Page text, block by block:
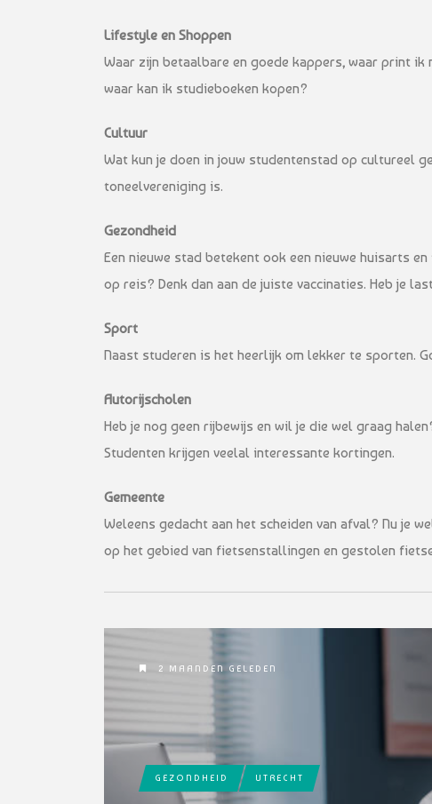
Lifestyle en Shoppen
Waar zijn betaalbare en goede kappers, waar print
waar kan ik studieboeken kopen?
Cultuur
Wat kun je doen in jouw studentenstad op cultureel
toneelvereniging is.
Gezondheid
Een nieuwe stad betekent ook een nieuwe huisarts
op reis? Denk dan aan de juiste vaccinaties. Heb je
Sport
Naast studeren is het heerlijk om lekker te sporten.
Autorijscholen
Heb je nog geen rijbewijs en wil je die wel graag
Studenten krijgen veelal interessante kortingen.
Gemeente
Weleens gedacht aan het scheiden van afval? Nu je
op het gebied van fietsenstallingen en gestolen
2 MAANDEN GELEDEN
GEZONDHEID UTRECHT